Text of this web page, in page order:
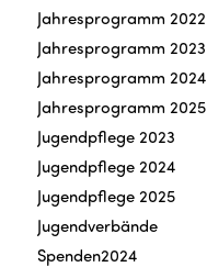
Jahresprogramm 2022
Jahresprogramm 2023
Jahresprogramm 2024
Jahresprogramm 2025
Jugendpflege 2023
Jugendpflege 2024
Jugendpflege 2025
Jugendverbände
Spenden2024